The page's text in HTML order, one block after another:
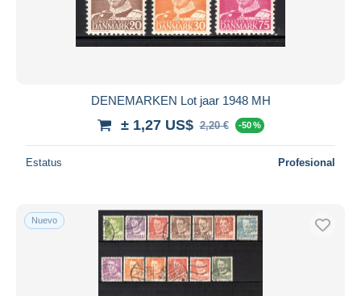
DENEMARKEN Lot jaar 1948 MH
± 1,27 US$ 2,20 € -50 %
Estatus Profesional
Nuevo